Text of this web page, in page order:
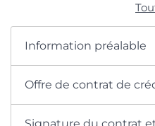
Information préalable
Offre de contrat de